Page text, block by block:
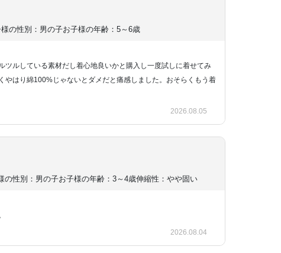
様の性別：男の子お子様の年齢：5～6歳
ツルしている素材だし着心地良いかと購入し一度試しに着せてみ
やはり綿100%じゃないとダメだと痛感しました。おそらくもう着
2026.08.05
の性別：男の子お子様の年齢：3～4歳伸縮性：やや固い
2026.08.04